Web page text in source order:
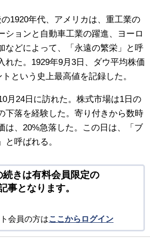
1920年代、アメリカは、重工業の
ションと自動車工業の躍進、ヨーロ
などによって、「永遠の繁栄」と呼
れた。1929年9月3日、ダウ平均株価
という史上最高値を記録した。
月24日に訪れた。株式市場は1日の
下落を経験した。寄り付きから数時
は、20%急落した。この日は、「ブ
と呼ばれる。
続きは有料会員限定の
事となります。
会員の方はここからログイン